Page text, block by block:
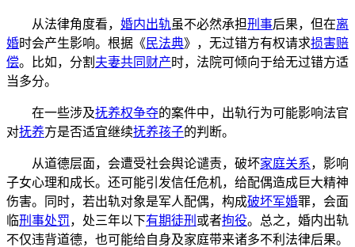
从法律角度看， 婚内出轨虽不必然承担刑事后果，但在离
婚时会产生影响。根据《 民法典》，无过错方有权请求损害赔
偿。比如，分割 夫妻共同财产时，法院可倾向于给无过错方适
当多分。
在一些涉及抚养权争夺的案件中，出轨行为可能影响法官
对抚养方是否适宜继续抚养孩子的判断。
从道德层面，会遭受社会舆论谴责，破坏家庭关系，影响
子女心理和成长。还可能引发信任危机，给配偶造成巨大精神
伤害。同时，若出轨对象是军人配偶，构成破坏军婚罪，会面
临刑事处罚，处三年以下有期徒刑 或者拘役。总之，婚内出轨
不仅违背道德，也可能给自身及家庭带来诸多不利法律后果。